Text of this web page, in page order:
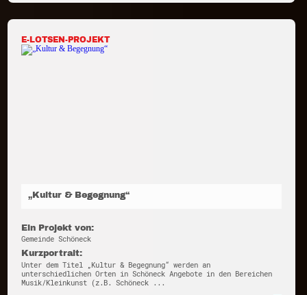
E-LOTSEN-PROJEKT
„Kultur & Begegnung“
Ein Projekt von:
Gemeinde Schöneck
Kurzportrait:
Unter dem Titel „Kultur & Begegnung“ werden an
unterschiedlichen Orten in Schöneck Angebote in den Bereichen
Musik/Kleinkunst (z.B. Schöneck ...